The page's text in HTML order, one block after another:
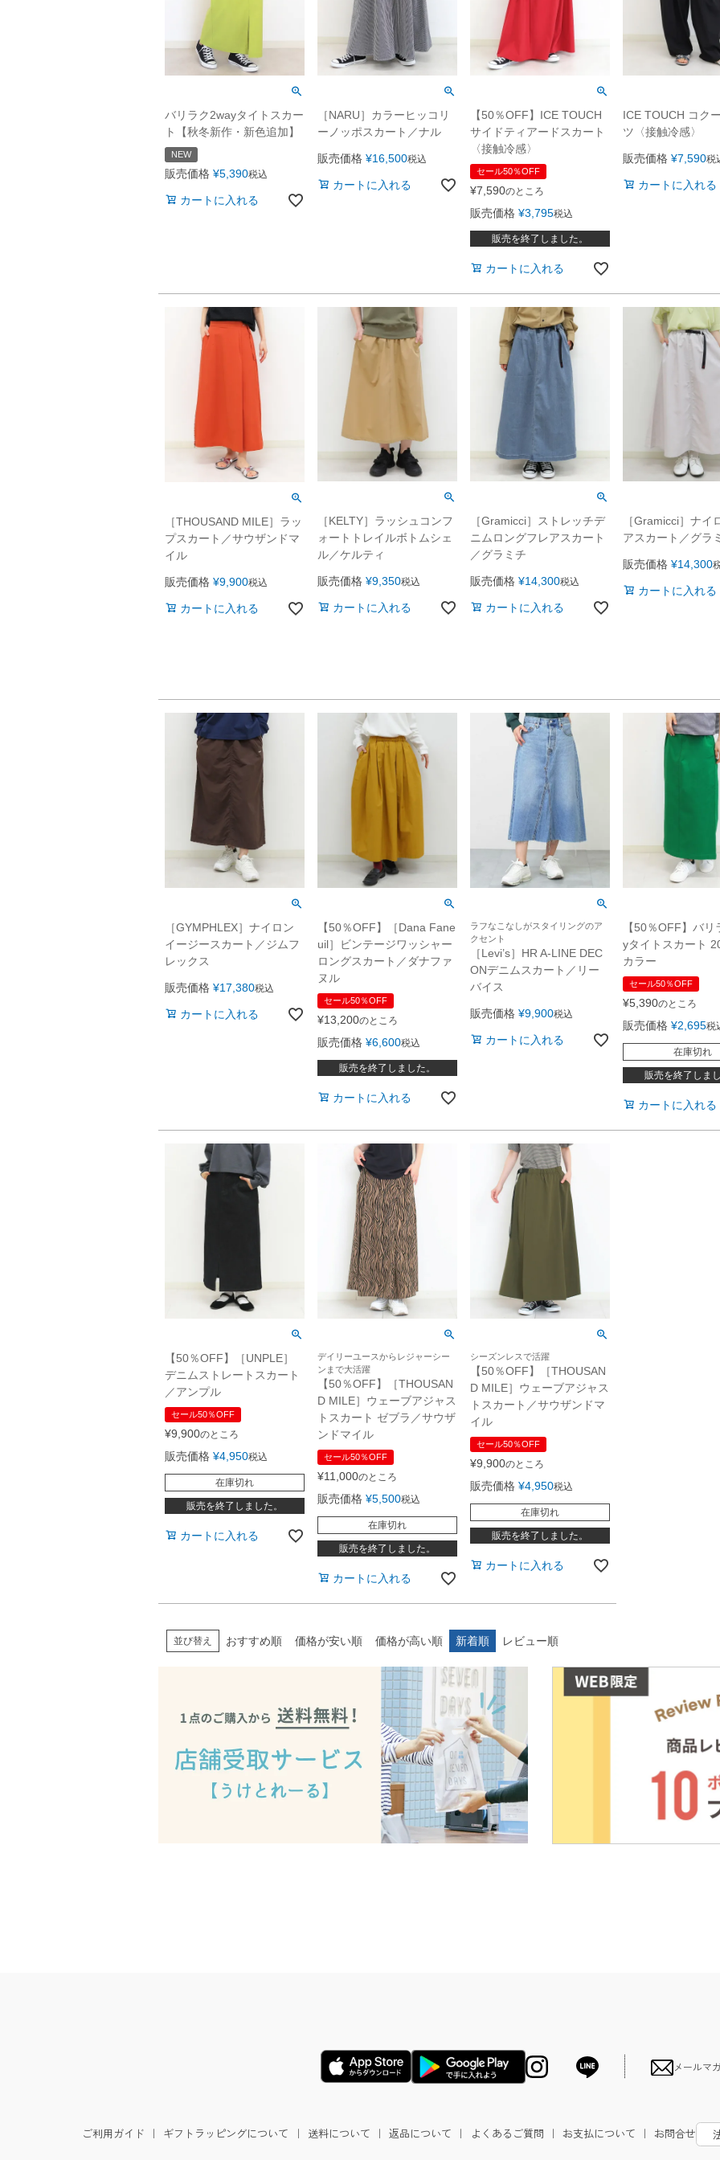
バリラク2wayタイトスカー
ト【秋冬新作・新色追加】
NEW
販売価格 ¥5,390税込
カートに入れる
［NARU］カラーヒッコリ
ーノッポスカート／ナル
販売価格 ¥16,500税込
カートに入れる
【50％OFF】ICE TOUCH
サイドティアードスカート
〈接触冷感〉
セール50％OFF
¥7,590のところ
販売価格 ¥3,795税込
販売を終了しました。
カートに入れる
ICE TOUCH コク
ツ〈接触冷感〉
販売価格 ¥7,590税
カートに入れる
［THOUSAND MILE］ラッ
プスカート／サウザンドマ
イル
販売価格 ¥9,900税込
カートに入れる
［KELTY］ラッシュコンフ
ォートトレイルボトムシェ
ル／ケルティ
販売価格 ¥9,350税込
カートに入れる
［Gramicci］ストレッチデ
ニムロングフレアスカート
／グラミチ
販売価格 ¥14,300税込
カートに入れる
［Gramicci］ナイ
アスカート／グラ
販売価格 ¥14,300
カートに入れる
［GYMPHLEX］ナイロン
イージースカート／ジムフ
レックス
販売価格 ¥17,380税込
カートに入れる
【50％OFF】［Dana Fane
uil］ビンテージワッシャー
ロングスカート／ダナファ
ヌル
セール50％OFF
¥13,200のところ
販売価格 ¥6,600税込
販売を終了しました。
カートに入れる
ラフなこなしがスタイリングのア
クセント
［Levi’s］HR A-LINE DEC
ONデニムスカート／リー
バイス
販売価格 ¥9,900税込
カートに入れる
【50％OFF】バリ
yタイトスカート
カラー
セール50％OFF
¥5,390のところ
販売価格 ¥2,695税
在庫切れ
販売を終了しまし
カートに入れる
【50％OFF】［UNPLE］
デニムストレートスカート
／アンプル
セール50％OFF
¥9,900のところ
販売価格 ¥4,950税込
在庫切れ
販売を終了しました。
カートに入れる
デイリーユースからレジャーシー
ンまで大活躍
【50％OFF】［THOUSAN
D MILE］ウェーブアジャス
トスカート ゼブラ／サウザ
ンドマイル
セール50％OFF
¥11,000のところ
販売価格 ¥5,500税込
在庫切れ
販売を終了しました。
カートに入れる
シーズンレスで活躍
【50％OFF】［THOUSAN
D MILE］ウェーブアジャス
トスカート／サウザンドマ
イル
セール50％OFF
¥9,900のところ
販売価格 ¥4,950税込
在庫切れ
販売を終了しました。
カートに入れる
並び替え おすすめ順 価格が安い順 価格が高い順 新着順 レビュー順
メールマ
ご利用ガイド ｜ ギフトラッピングについて ｜ 送料について ｜ 返品について ｜ よくあるご質問 ｜ お支払について ｜ お問合せ